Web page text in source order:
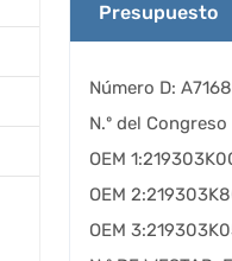
Presupuesto
Número D: A7168
N.º del
OEM
OEM
OEM